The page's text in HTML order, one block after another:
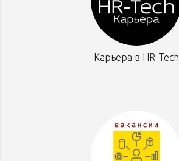
Карьера в HR-Tech